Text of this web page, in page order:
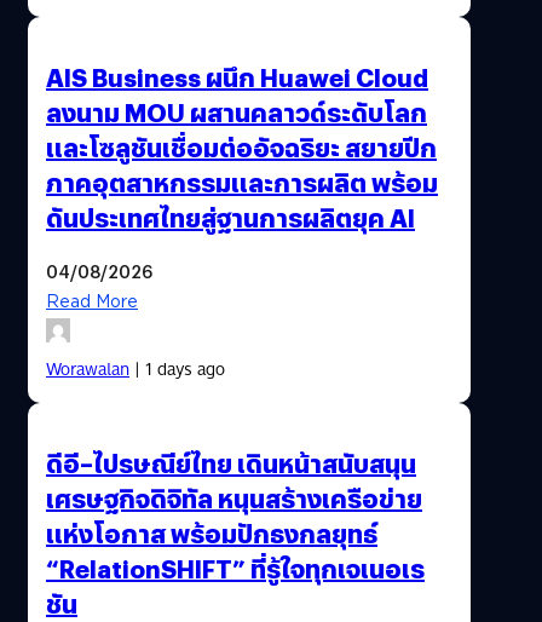
AIS Business ผนึก Huawei Cloud
ลงนาม MOU ผสานคลาวด์ระดับโลก
และโซลูชันเชื่อมต่ออัจฉริยะ สยายปีก
ภาคอุตสาหกรรมและการผลิต พร้อม
ดันประเทศไทยสู่ฐานการผลิตยุค AI
04/08/2026
Read More
Worawalan| 1 days ago
ดีอี–ไปรษณีย์ไทย เดินหน้าสนับสนุน
เศรษฐกิจดิจิทัล หนุนสร้างเครือข่าย
แห่งโอกาส พร้อมปักธงกลยุทธ์
“RelationSHIFT” ที่รู้ใจทุกเจเนอเร
ชัน